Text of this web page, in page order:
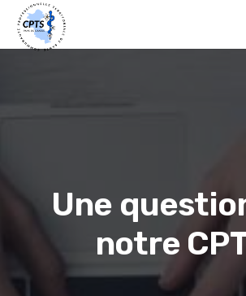
Une
notre